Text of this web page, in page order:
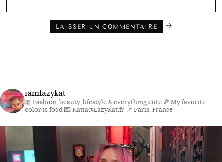
iamlazykat
🎀 Fashion, beauty, lifestyle & everything cute 🍕 My favorite
color is food💌 Katia@LazyKat.fr 📍 Paris, France